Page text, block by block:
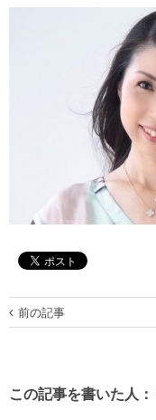
前の記事
この記事を書いた人：